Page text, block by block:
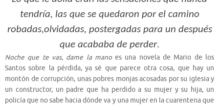
tendría, las que se quedaron por el camino
robadas,olvidadas, postergadas para un después
que acababa de perder.
Noche que te vas, dame la manoes una novela de Mario de los
Santos sobre la pérdida, ya sé que parece otra cosa, que hay un
montón de corrupción, unas pobres monjas acosadas por su iglesia y
un constructor, un padre que ha perdido a su mujer y su hija, un
policía que no sabe hacia dónde va y una mujer en la cuarentena que